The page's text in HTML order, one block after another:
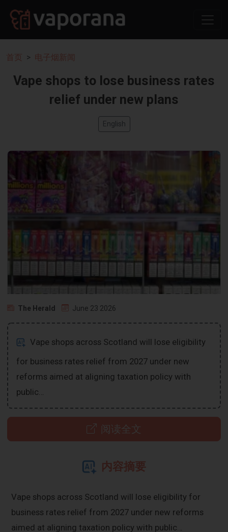
首页 电子烟新闻
Vape shops to lose business rates
relief under new plans
English
The Herald June 23 2026
Vape shops across Scotland will lose eligibility
for business rates relief from 2027 under new
reforms aimed at aligning taxation policy with
public…
阅读全文
内容摘要
Vape shops across Scotland will lose eligibility for
business rates relief from 2027 under new reforms
aimed at aligning taxation policy with public…